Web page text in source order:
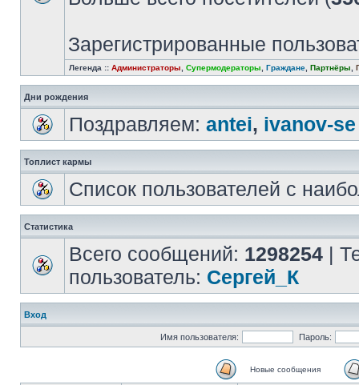
Зарегистрированные
Легенда :: Администраторы Супермодераторы Граждане Партнёры
Дни рождения
Поздравляем: antei, ivanov-se
Топлист кармы
Список пользователей с
Статистика
Всего сообщений: 1298254 |
пользователь: Сергей_К
Вход
Имя пользователя: Пароль:
Новые сообщения